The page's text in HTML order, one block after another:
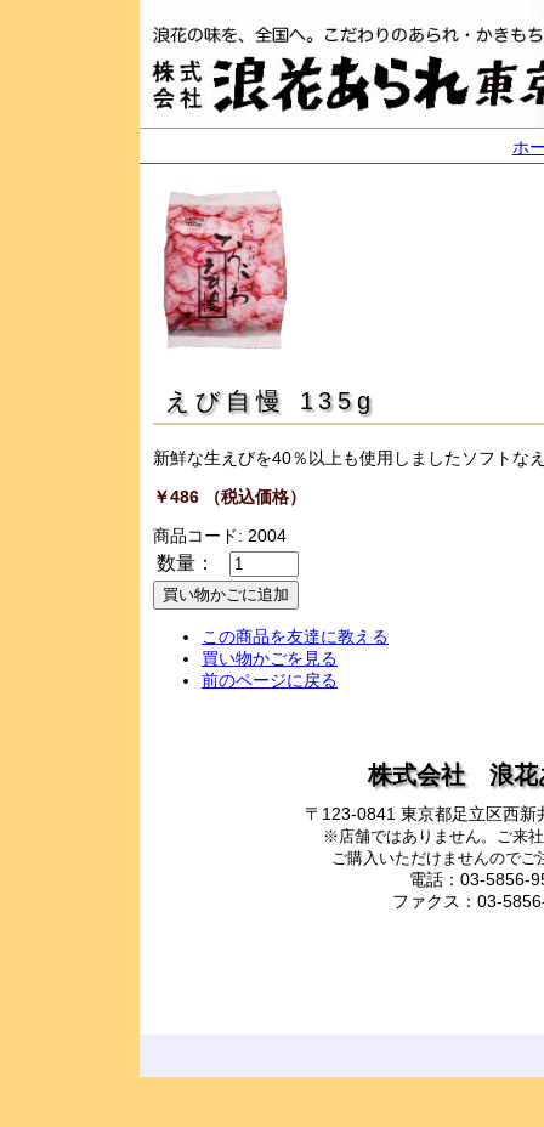
ホ
えび自慢 135g
新鮮な生えびを40％以上も使用しましたソフトな
￥486 （税込価格）
商品コード: 2004
数量：
この商品を友達に教える
買い物かごを見る
前のページに戻る
株式会社 浪花
〒123-0841 東京都足立区西新
※店舗ではありません。ご来
ご購入いただけませんのでご
電話：03-5856-
ファクス：03-